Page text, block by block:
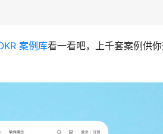
案例库看一看吧，上千套案例供